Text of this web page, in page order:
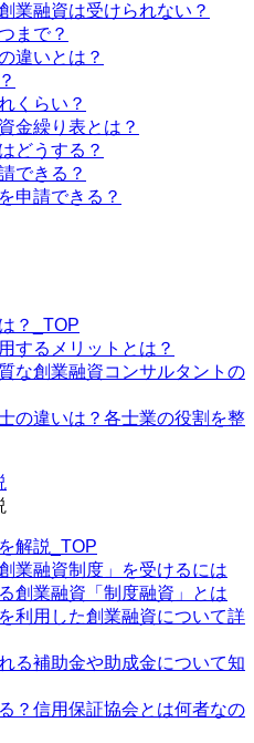
業融資は受けられない？
まで？
違いとは？
くらい？
金繰り表とは？
どうする？
できる？
申請できる？
？_TOP
するメリットとは？
な創業融資コンサルタントの
の違いは？各士業の役割を整
解説_TOP
業融資制度」を受けるには
創業融資「制度融資」とは
利用した創業融資について詳
る補助金や助成金について知
？信用保証協会とは何者なの